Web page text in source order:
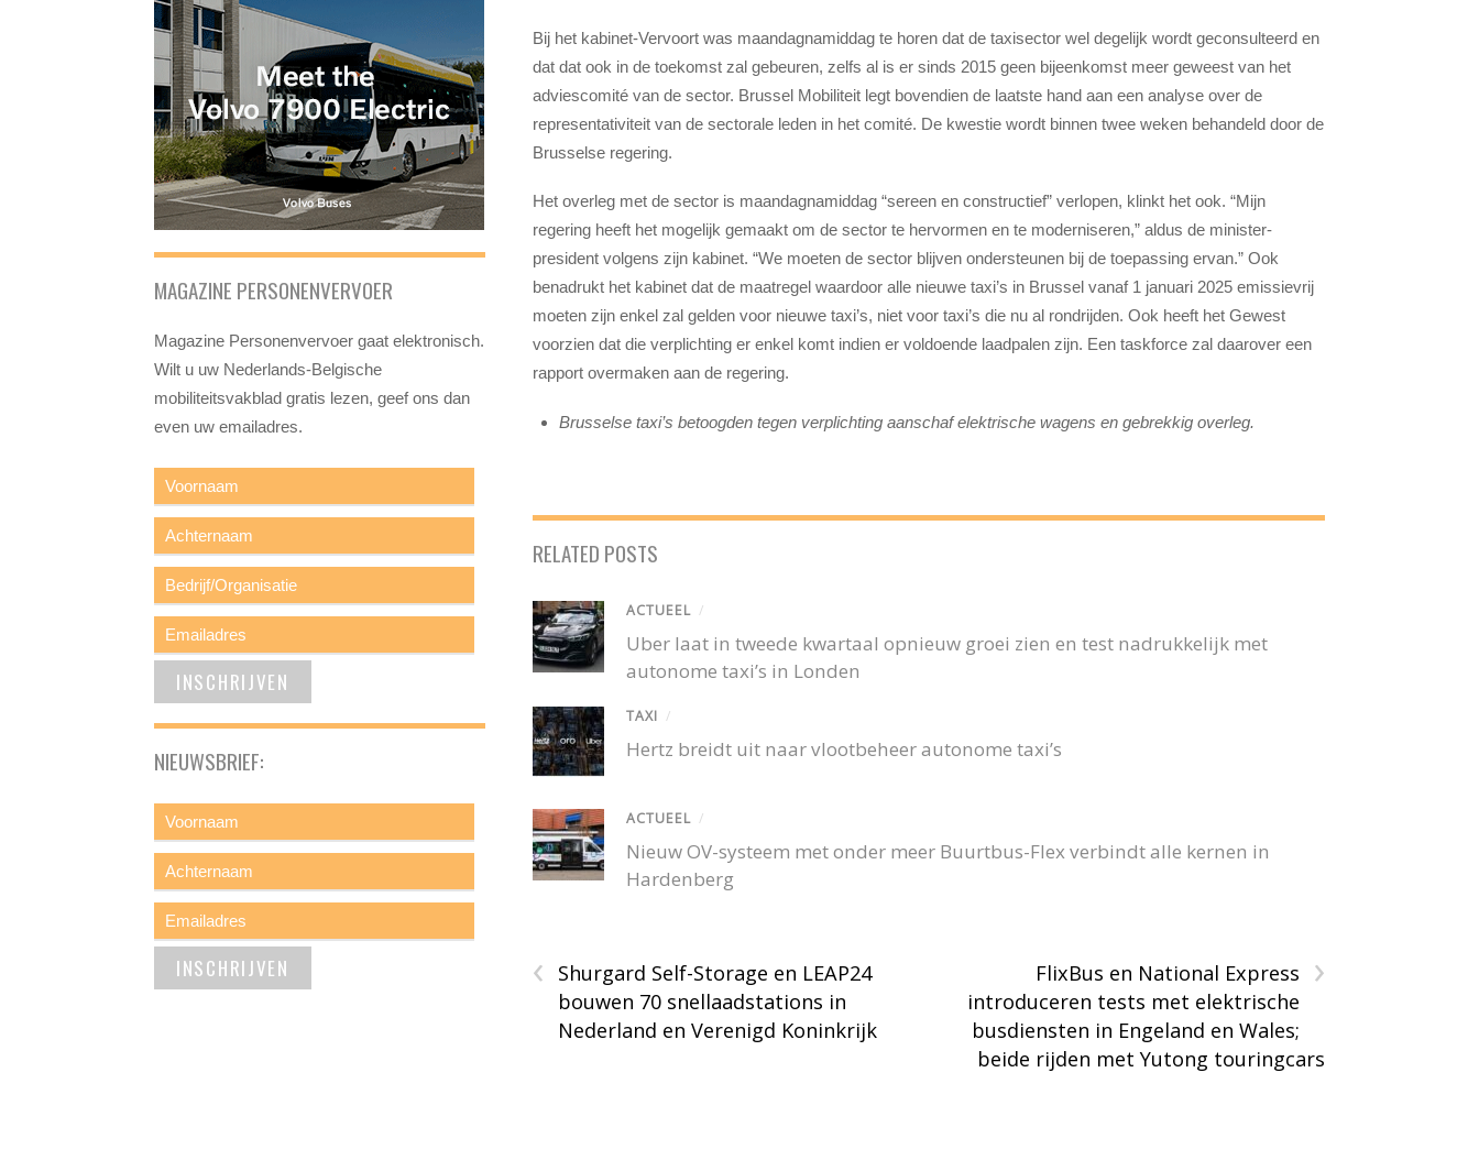
Bij het kabinet-Vervoort was maandagnamiddag te horen dat de taxisector wel degelijk wordt geconsulteerd en
dat dat ook in de toekomst zal gebeuren, zelfs al is er sinds 2015 geen bijeenkomst meer geweest van het
adviescomité van de sector. Brussel Mobiliteit legt bovendien de laatste hand aan een analyse over de
representativiteit van de sectorale leden in het comité. De kwestie wordt binnen twee weken behandeld door de
Brusselse regering.
Het overleg met de sector is maandagnamiddag “sereen en constructief” verlopen, klinkt het ook. “Mijn
regering heeft het mogelijk gemaakt om de sector te hervormen en te moderniseren,” aldus de minister-
president volgens zijn kabinet. “We moeten de sector blijven ondersteunen bij de toepassing ervan.” Ook
benadrukt het kabinet dat de maatregel waardoor alle nieuwe taxi’s in Brussel vanaf 1 januari 2025 emissievrij
moeten zijn enkel zal gelden voor nieuwe taxi’s, niet voor taxi’s die nu al rondrijden. Ook heeft het Gewest
voorzien dat die verplichting er enkel komt indien er voldoende laadpalen zijn. Een taskforce zal daarover een
rapport overmaken aan de regering.
Brusselse taxi’s betoogden tegen verplichting aanschaf elektrische wagens en gebrekkig overleg.
RELATED POSTS
ACTUEEL /
Uber laat in tweede kwartaal opnieuw groei zien en test nadrukkelijk met
autonome taxi’s in Londen
TAXI /
Hertz breidt uit naar vlootbeheer autonome taxi’s
ACTUEEL /
Nieuw OV-systeem met onder meer Buurtbus-Flex verbindt alle kernen in
Hardenberg
‹
Shurgard Self-Storage en LEAP24
bouwen 70 snellaadstations in
Nederland en Verenigd Koninkrijk
›
FlixBus en National Express
introduceren tests met elektrische
busdiensten in Engeland en Wales;
beide rijden met Yutong touringcars
MAGAZINE PERSONENVERVOER
Magazine Personenvervoer gaat elektronisch.
Wilt u uw Nederlands-Belgische
mobiliteitsvakblad gratis lezen, geef ons dan
even uw emailadres.
NIEUWSBRIEF: